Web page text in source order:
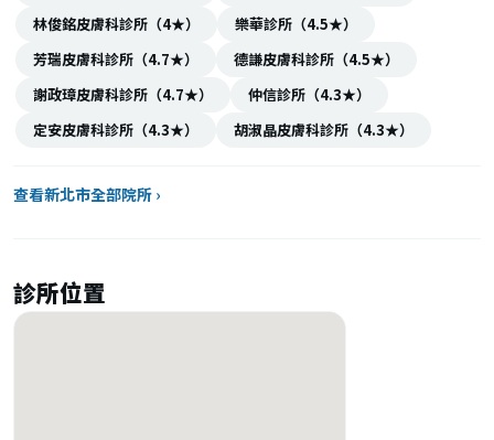
林俊銘皮膚科診所（4★）
樂華診所（4.5★）
芳瑞皮膚科診所（4.7★）
德謙皮膚科診所（4.5★）
謝政璋皮膚科診所（4.7★）
仲信診所（4.3★）
定安皮膚科診所（4.3★）
胡淑晶皮膚科診所（4.3★）
查看新北市全部院所 ›
診所位置